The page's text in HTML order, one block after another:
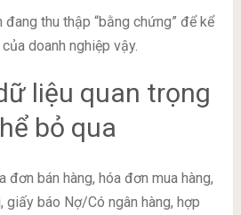
thu thập “bằng chứng” để kể
doanh nghiệp vậy.
liệu quan trọng
bỏ qua
đơn bán hàng, hóa đơn mua hàng,
giấy báo Nợ/Có ngân hàng, hợp